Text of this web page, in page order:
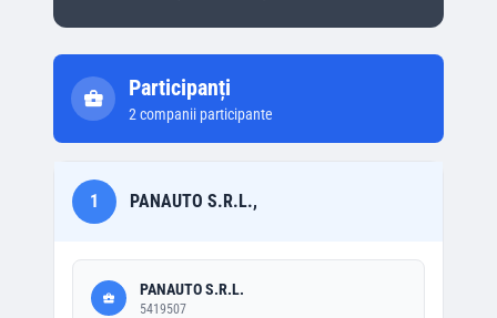
Participanți
2 companii participante
1 PANAUTO S.R.L.,
PANAUTO S.R.L.
5419507